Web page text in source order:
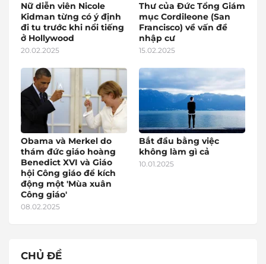
Nữ diễn viên Nicole
Kidman từng có ý định
đi tu trước khi nổi tiếng
ở Hollywood
20.02.2025
Thư của Đức Tổng Giám
mục Cordileone (San
Francisco) về vấn đề
nhập cư
15.02.2025
Obama và Merkel do
thám đức giáo hoàng
Benedict XVI và Giáo
hội Công giáo để kích
động một 'Mùa xuân
Công giáo'
08.02.2025
Bắt đầu bằng việc
không làm gì cả
10.01.2025
CHỦ ĐỀ